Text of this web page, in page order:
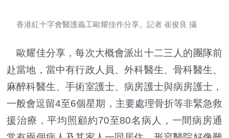
香港紅十字會醫護義工歐耀佳作分享。記者 崔俊良 攝
歐耀佳分享，每次大概會派出十二三人的團隊前
赴當地，當中有行政人員、外科醫生、骨科醫生、
麻醉科醫生、手術室護士、病房護士與病房護士，
一般會逗留4至6個星期，主要處理骨折等非緊急救
援治療，平均照顧約70至80名病人，一間病房通